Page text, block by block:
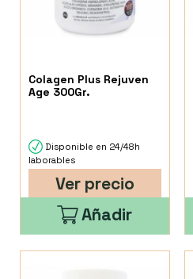
Colagen Plus Rejuven
Age 300Gr.
Disponible en 24/48h
laborables
Ver precio
Añadir